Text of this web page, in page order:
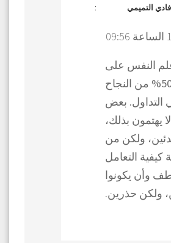
فادي التميمي :
النفس على
أكثر من 50% من النجاح
التداول. بعض
يهتمون بذلك،
ولكن من
كيفية التعامل
وأن يكونوا
ولكن حذرين.